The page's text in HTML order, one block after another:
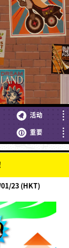
活动
重要
23 (HKT)